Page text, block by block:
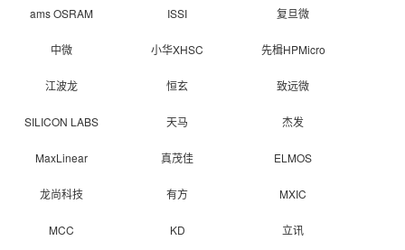
ams OSRAM ISSI 复旦微
中微 小华XHSC 先楫HPMicro
江波龙 恒玄 致远微
SILICON LABS 天马 杰发
MaxLinear 真茂佳 ELMOS
龙尚科技 有方 MXIC
MCC KD 立讯